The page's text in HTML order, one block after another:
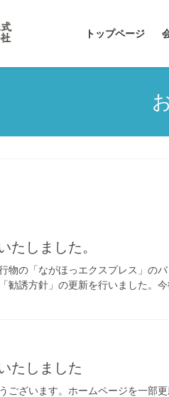
トップページ
たしました。
物の「ながほっエクスプレス」の
勧誘方針」の更新を行いました。
たしました
ございます。ホームページを一部